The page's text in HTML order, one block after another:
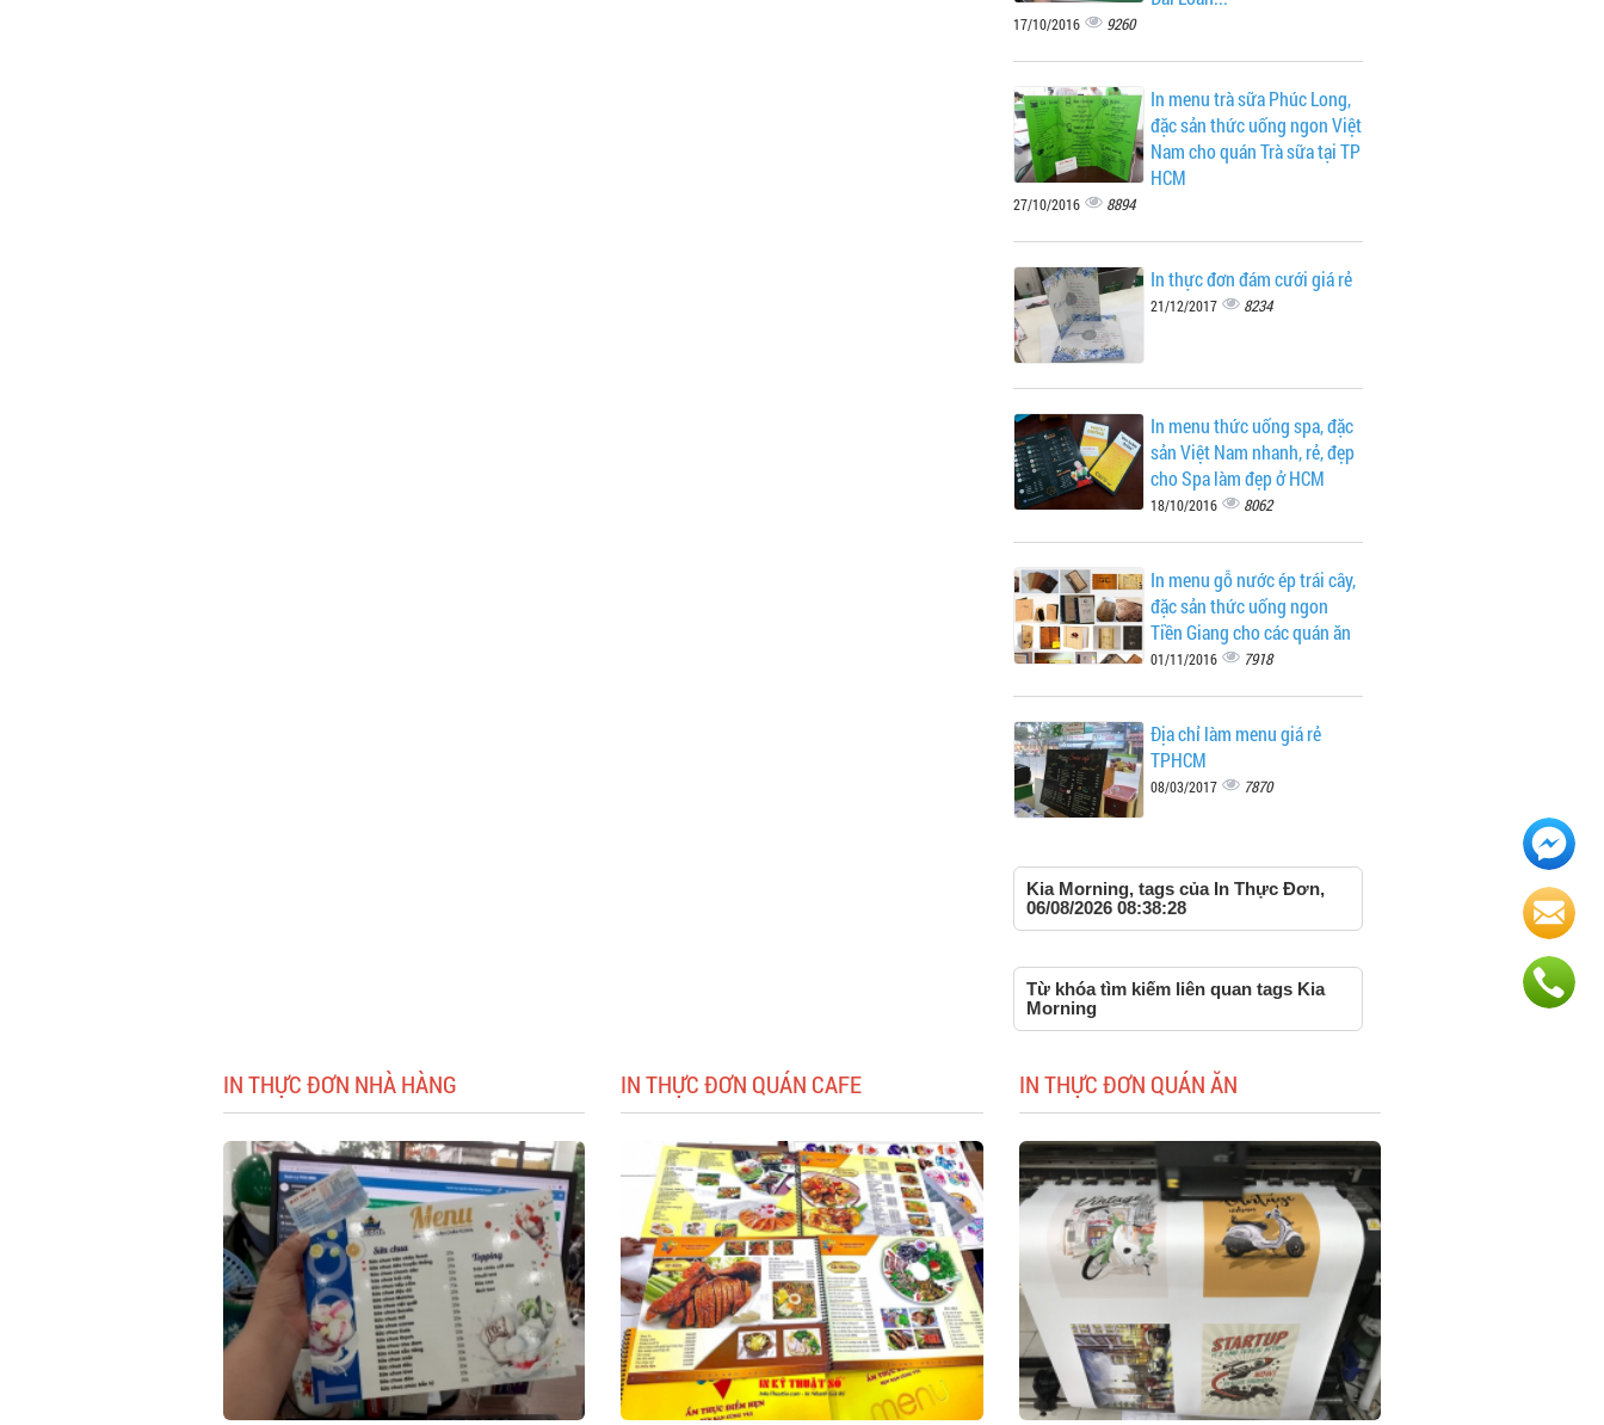
17/10/2016 9260
In menu trà sữa Phúc Long,
đặc sản thức uống ngon Việt
Nam cho quán Trà sữa tại TP
HCM
27/10/2016 8894
In thực đơn đám cưới giá rẻ
21/12/2017 8234
In menu thức uống spa, đặc
sản Việt Nam nhanh, rẻ, đẹp
cho Spa làm đẹp ở HCM
18/10/2016 8062
In menu gỗ nước ép trái cây,
đặc sản thức uống ngon
Tiền Giang cho các quán ăn
01/11/2016 7918
Địa chỉ làm menu giá rẻ
TPHCM
08/03/2017 7870
Kia Morning, tags của In Thực Đơn,
06/08/2026 08:38:28
Từ khóa tìm kiếm liên quan tags Kia
Morning
IN THỰC ĐƠN NHÀ HÀNG IN THỰC ĐƠN QUÁN CAFE IN THỰC ĐƠN QUÁN ĂN